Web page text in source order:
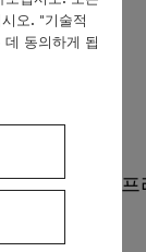
프
오. "기술적
동의하게 됩